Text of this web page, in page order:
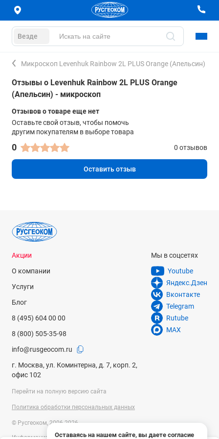
Везде
Микроскоп Levenhuk Rainbow 2L PLUS Orange (Апельсин)
Отзывы о Levenhuk Rainbow 2L PLUS Orange
(Апельсин) - микроскоп
Отзывов о товаре еще нет
Оставьте свой отзыв, чтобы помочь
другим покупателям в выборе товара
0 0 отзывов
Оставить отзыв
Оставаясь на нашем сайте, вы даете согласие
Акции
О компании
Услуги
Блог
8 (495) 604 00 00
8 (800) 505-35-98
info@rusgeocom.ru
г. Москва, ул. Коминтерна, д. 7, корп. 2,
офис 102
Мы в соцсетях
Youtube
Яндекс.Дзен
Вконтакте
Telegram
Rutube
MAX
Перейти на полную версию сайта
Политика обработки персональных данных
© Русгеоком, 2006-2026
Информация на сайте носит справочный характер и не является